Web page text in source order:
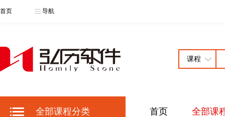
首页 导航
全部课程分类 首页 全部课